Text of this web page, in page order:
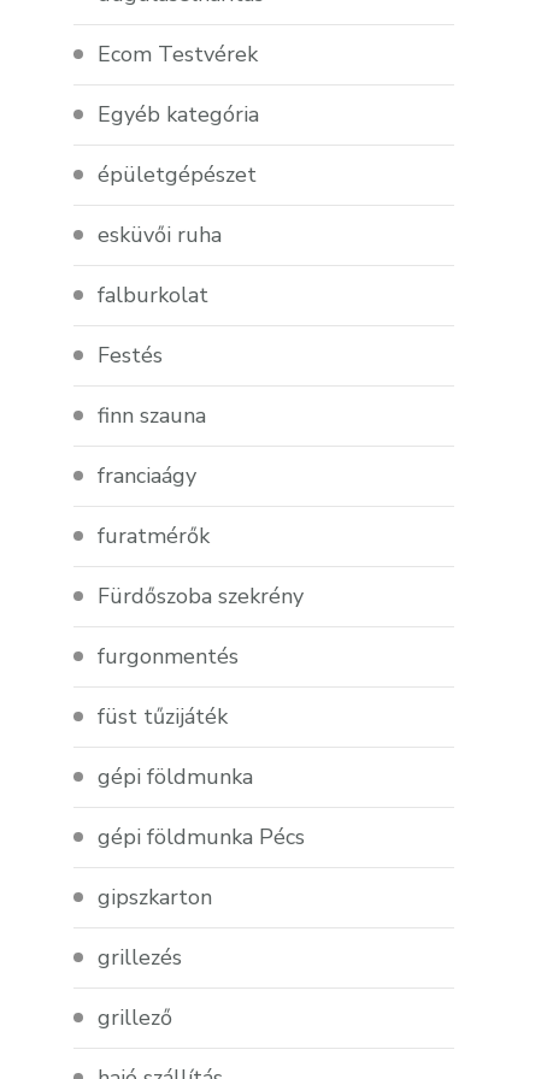
Ecom Testvérek
Egyéb kategória
épületgépészet
esküvői ruha
falburkolat
Festés
finn szauna
franciaágy
furatmérők
Fürdőszoba szekrény
furgonmentés
füst tűzijáték
gépi földmunka
gépi földmunka Pécs
gipszkarton
grillezés
grillező